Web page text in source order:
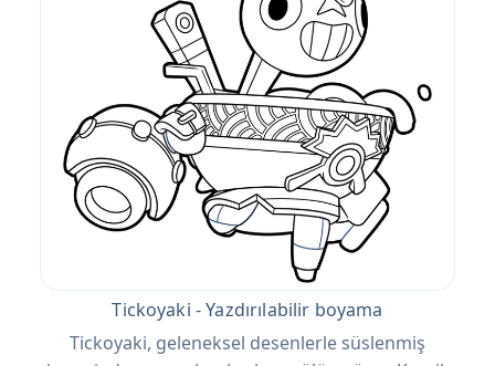
Tickoyaki - Yazdırılabilir boyama
Tickoyaki, geleneksel desenlerle süslenmiş